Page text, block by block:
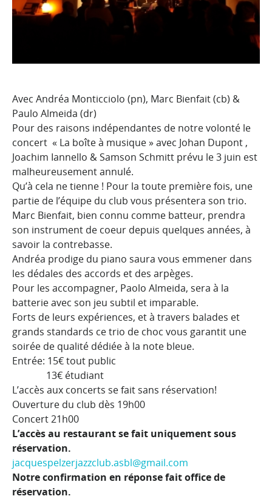
Avec Andréa Monticciolo (pn), Marc Bienfait (cb) &
Paulo Almeida (dr)
Pour des raisons indépendantes de notre volonté le
concert « La boîte à musique » avec Johan Dupont ,
Joachim Iannello & Samson Schmitt prévu le 3 juin est
malheureusement annulé.
Qu’à cela ne tienne ! Pour la toute première fois, une
partie de l’équipe du club vous présentera son trio.
Marc Bienfait, bien connu comme batteur, prendra
son instrument de coeur depuis quelques années, à
savoir la contrebasse.
Andréa prodige du piano saura vous emmener dans
les dédales des accords et des arpèges.
Pour les accompagner, Paolo Almeida, sera à la
batterie avec son jeu subtil et imparable.
Forts de leurs expériences, et à travers balades et
grands standards ce trio de choc vous garantit une
soirée de qualité dédiée à la note bleue.
Entrée: 15€ tout public
13€ étudiant
L’accès aux concerts se fait sans réservation!
Ouverture du club dès 19h00
Concert 21h00
L’accès au restaurant se fait uniquement sous
réservation.
jacquespelzerjazzclub.asbl@gmail.com
Notre confirmation en réponse fait office de
réservation.